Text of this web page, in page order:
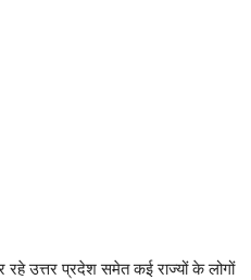
उत्तर प्रदेश समेत कई राज्यों के लोगों